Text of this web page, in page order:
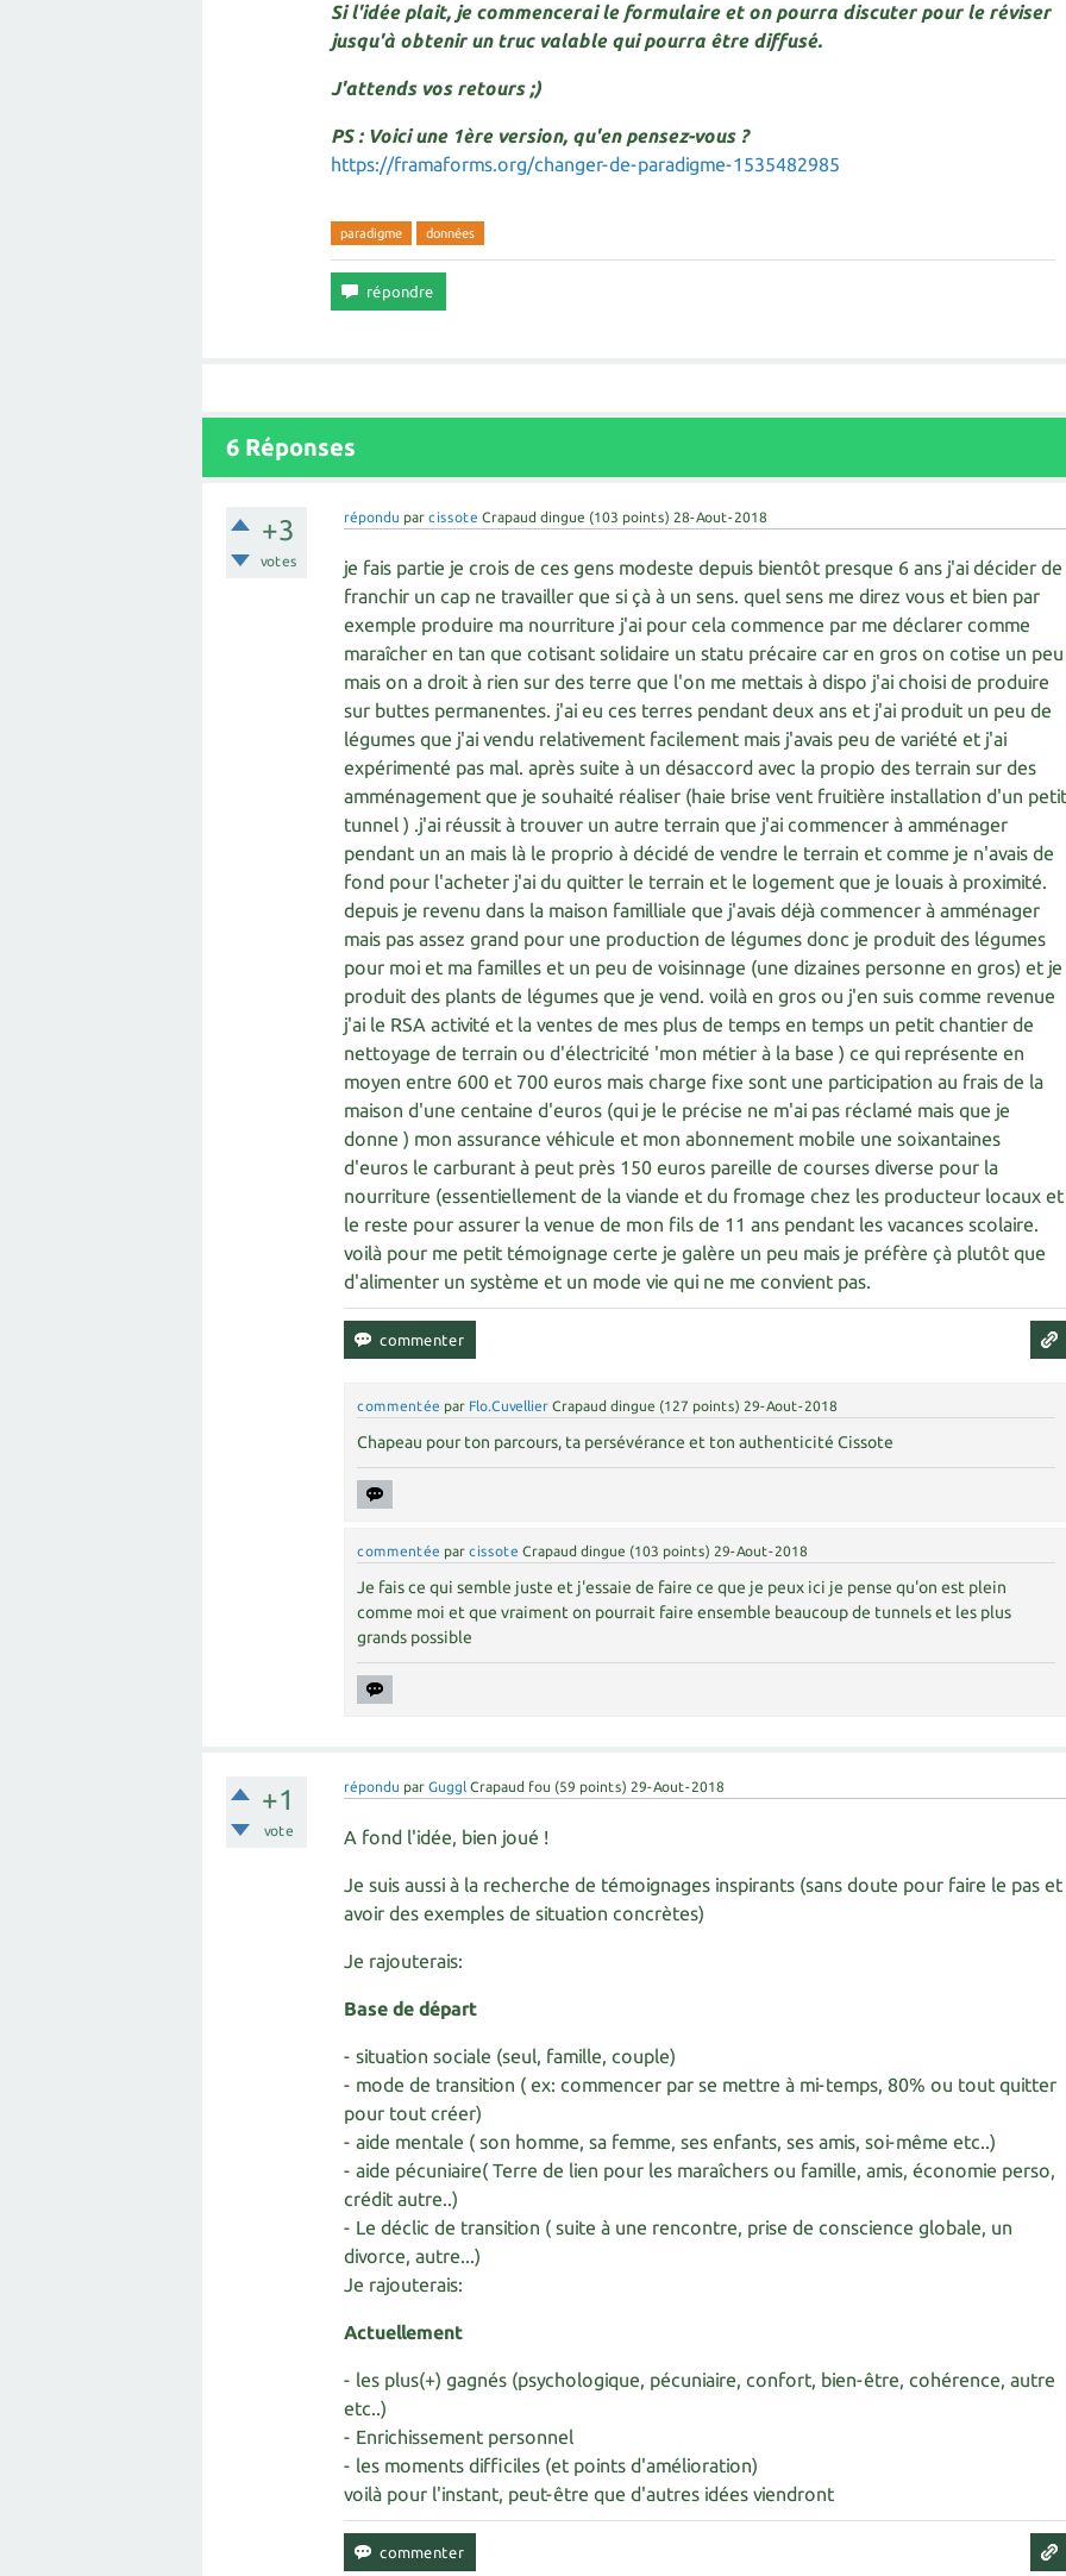
Si l'idée plait, je commencerai le formulaire et on pourra discuter pour le réviser
jusqu'à obtenir un truc valable qui pourra être diffusé.
J'attends vos retours ;)
PS : Voici une 1ère version, qu'en pensez-vous ?
https://framaforms.org/changer-de-paradigme-1535482985
paradigme données
6 Réponses
+3
votes
répondu parcissote Crapaud dingue (103 points) 28-Aout-2018
je fais partie je crois de ces gens modeste depuis bientôt presque 6 ans j'ai décider de
franchir un cap ne travailler que si çà à un sens. quel sens me direz vous et bien par
exemple produire ma nourriture j'ai pour cela commence par me déclarer comme
maraîcher en tan que cotisant solidaire un statu précaire car en gros on cotise un peu
mais on a droit à rien sur des terre que l'on me mettais à dispo j'ai choisi de produire
sur buttes permanentes. j'ai eu ces terres pendant deux ans et j'ai produit un peu de
légumes que j'ai vendu relativement facilement mais j'avais peu de variété et j'ai
expérimenté pas mal. après suite à un désaccord avec la propio des terrain sur des
amménagement que je souhaité réaliser (haie brise vent fruitière installation d'un petit
tunnel ) .j'ai réussit à trouver un autre terrain que j'ai commencer à amménager
pendant un an mais là le proprio à décidé de vendre le terrain et comme je n'avais de
fond pour l'acheter j'ai du quitter le terrain et le logement que je louais à proximité.
depuis je revenu dans la maison familliale que j'avais déjà commencer à amménager
mais pas assez grand pour une production de légumes donc je produit des légumes
pour moi et ma familles et un peu de voisinnage (une dizaines personne en gros) et je
produit des plants de légumes que je vend. voilà en gros ou j'en suis comme revenue
j'ai le RSA activité et la ventes de mes plus de temps en temps un petit chantier de
nettoyage de terrain ou d'électricité 'mon métier à la base ) ce qui représente en
moyen entre 600 et 700 euros mais charge fixe sont une participation au frais de la
maison d'une centaine d'euros (qui je le précise ne m'ai pas réclamé mais que je
donne ) mon assurance véhicule et mon abonnement mobile une soixantaines
d'euros le carburant à peut près 150 euros pareille de courses diverse pour la
nourriture (essentiellement de la viande et du fromage chez les producteur locaux et
le reste pour assurer la venue de mon fils de 11 ans pendant les vacances scolaire.
voilà pour me petit témoignage certe je galère un peu mais je préfère çà plutôt que
d'alimenter un système et un mode vie qui ne me convient pas.
commentée par Flo.Cuvellier Crapaud dingue (127 points) 29-Aout-2018
Chapeau pour ton parcours, ta persévérance et ton authenticité Cissote
commentée parcissote Crapaud dingue (103 points) 29-Aout-2018
Je fais ce qui semble juste et j'essaie de faire ce que je peux ici je pense qu'on est plein
comme moi et que vraiment on pourrait faire ensemble beaucoup de tunnels et les plus
grands possible
+1
vote
répondu parGuggl Crapaud fou (59 points) 29-Aout-2018
A fond l'idée, bien joué !
Je suis aussi à la recherche de témoignages inspirants (sans doute pour faire le pas et
avoir des exemples de situation concrètes)
Je rajouterais:
Base de départ
- situation sociale (seul, famille, couple)
- mode de transition ( ex: commencer par se mettre à mi-temps, 80% ou tout quitter
pour tout créer)
- aide mentale ( son homme, sa femme, ses enfants, ses amis, soi-même etc..)
- aide pécuniaire( Terre de lien pour les maraîchers ou famille, amis, économie perso,
crédit autre..)
- Le déclic de transition ( suite à une rencontre, prise de conscience globale, un
divorce, autre...)
Je rajouterais:
Actuellement
- les plus(+) gagnés (psychologique, pécuniaire, confort, bien-être, cohérence, autre
etc..)
- Enrichissement personnel
- les moments difficiles (et points d'amélioration)
voilà pour l'instant, peut-être que d'autres idées viendront